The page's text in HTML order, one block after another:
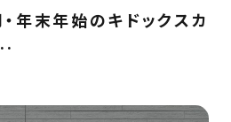
・年末年始のキドックスカ